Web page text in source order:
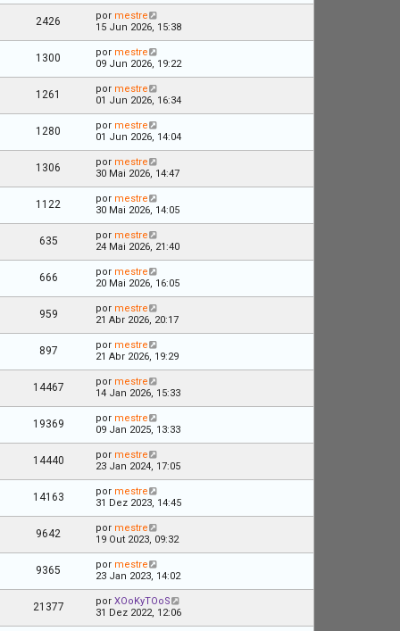
2426 por mestre
15 Jun 2026, 15:38
1300 por mestre
09 Jun 2026, 19:22
1261 por mestre
01 Jun 2026, 16:34
1280 por mestre
01 Jun 2026, 14:04
1306 por mestre
30 Mai 2026, 14:47
1122 por mestre
30 Mai 2026, 14:05
635 por mestre
24 Mai 2026, 21:40
666 por mestre
20 Mai 2026, 16:05
959 por mestre
21 Abr 2026, 20:17
897 por mestre
21 Abr 2026, 19:29
14467 por mestre
14 Jan 2026, 15:33
19369 por mestre
09 Jan 2025, 13:33
14440 por mestre
23 Jan 2024, 17:05
14163 por mestre
31 Dez 2023, 14:45
9642 por mestre
19 Out 2023, 09:32
9365 por mestre
23 Jan 2023, 14:02
21377 por XOoKyTOoS
31 Dez 2022, 12:06